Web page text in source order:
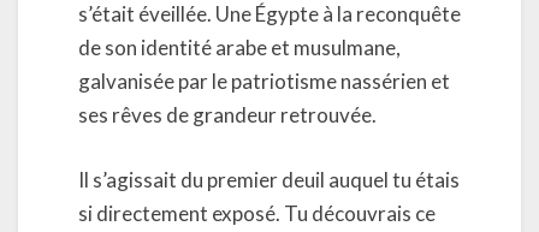
s’était éveillée. Une Égypte à la reconquête
de son identité arabe et musulmane,
galvanisée par le patriotisme nassérien et
ses rêves de grandeur retrouvée.
Il s’agissait du premier deuil auquel tu étais
si directement exposé. Tu découvrais ce